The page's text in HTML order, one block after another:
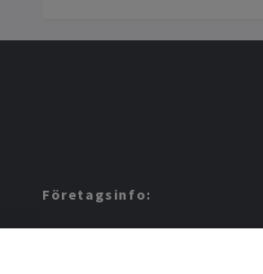
Företagsinfo: